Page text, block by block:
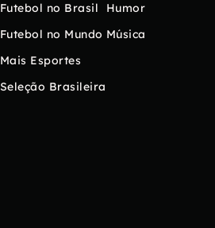
Futebol no Brasil
Futebol no Mundo
Mais Esportes
Seleção Brasileira
Humor
Música